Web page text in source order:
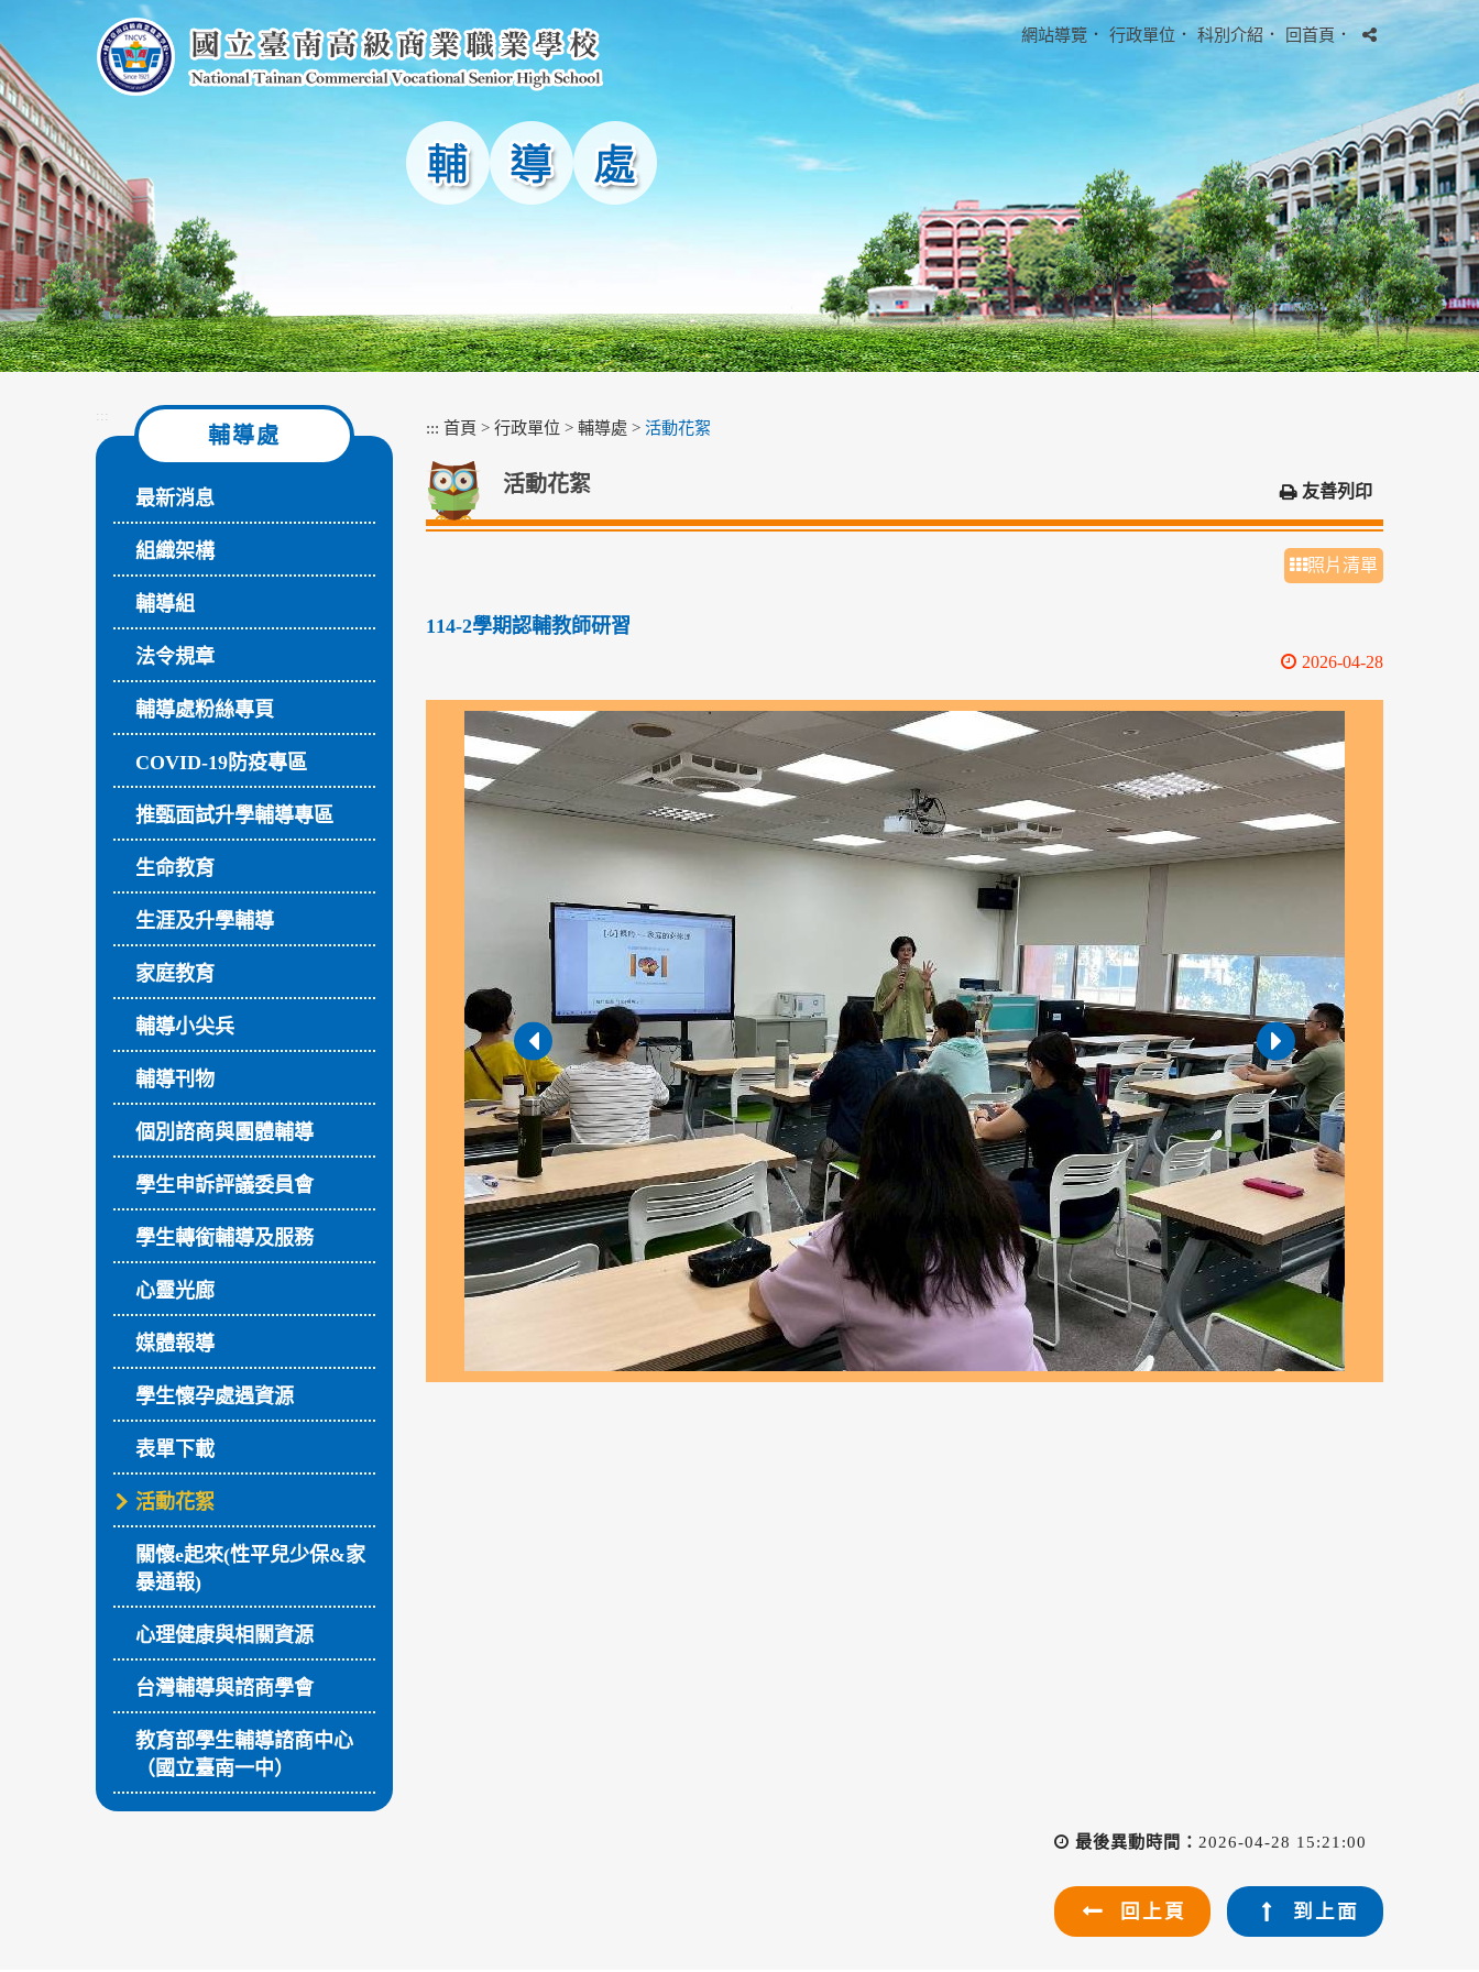
主
要
內
容
區
塊
網站導覽 ． 行政單位 ． 科別介紹． 回首頁．
:::
輔導處
最新消息
組織架構
輔導組
法令規章
輔導處粉絲專頁
COVID-19防疫專區
推甄面試升學輔導專區
生命教育
生涯及升學輔導
家庭教育
輔導小尖兵
輔導刊物
個別諮商與團體輔導
學生申訴評議委員會
學生轉銜輔導及服務
心靈光廊
媒體報導
學生懷孕處遇資源
表單下載
活動花絮
關懷e起來(性平兒少保&家
暴通報)
心理健康與相關資源
台灣輔導與諮商學會
教育部學生輔導諮商中心
（國立臺南一中）
::: 首頁 > 行政單位 > 輔導處 > 活動花絮
活動花絮 友善列印
照片清單
114-2學期認輔教師研習
2026-04-28
最後異動時間： 2026-04-28 15:21:00
回上頁 到上面